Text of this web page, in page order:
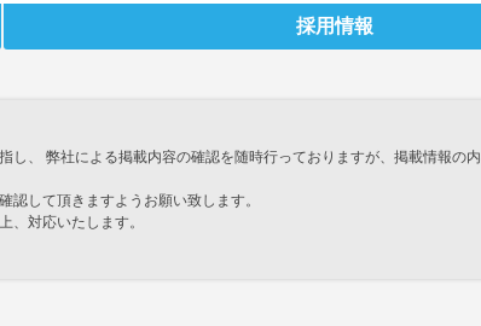
採用情報
、 弊社による掲載内容の確認を随時行っておりますが、掲載情報の
して頂きますようお願い致します。
、対応いたします。